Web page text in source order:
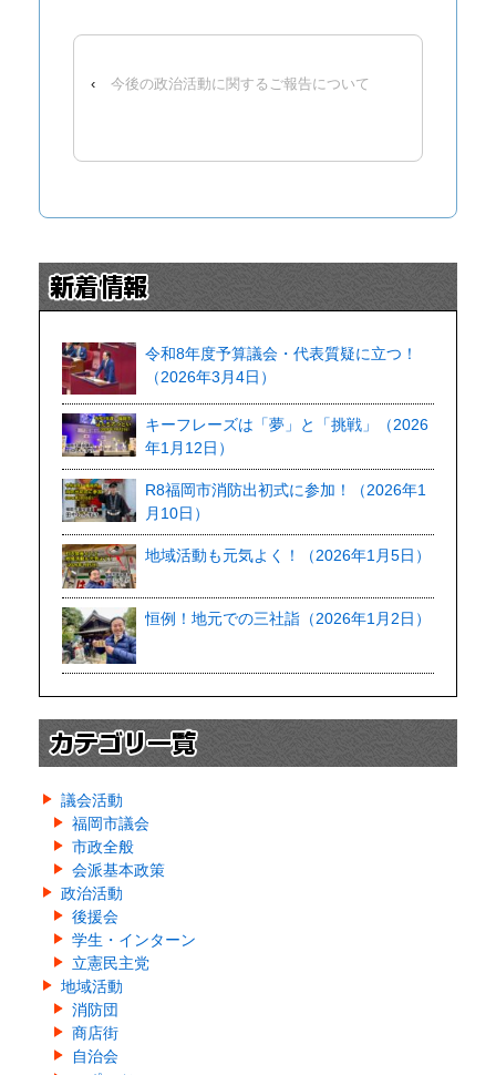
‹ 今後の政治活動に関するご報告について
令和8年度予算議会・代表質疑に立つ！
（2026年3月4日）
キーフレーズは「夢」と「挑戦」（2026
年1月12日）
R8福岡市消防出初式に参加！（2026年1
月10日）
地域活動も元気よく！（2026年1月5日）
恒例！地元での三社詣（2026年1月2日）
議会活動
福岡市議会
市政全般
会派基本政策
政治活動
後援会
学生・インターン
立憲民主党
地域活動
消防団
商店街
自治会